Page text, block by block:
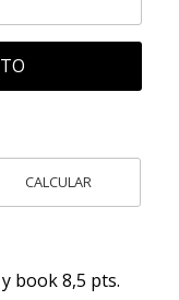
CALCULAR
book 8,5 pts.